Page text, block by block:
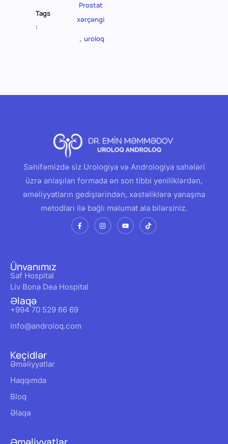
Tags
:
Prostat
xərçəngi
, uroloq
Səhifəmizdə siz Urologiya və Andrologiya sahələri
üzrə anlaşılan formada ən son tibbi yeniliklərdən,
əməliyyatların gedişlərindən, xəstəliklərə yanaşma
metodları ilə bağlı məlumat ala bilərsiniz.
Ünvanımız
Saf Hospital
Liv Bona Dea Hospital
Əlaqə
+994 70 529 66 69
info@androloq.com
Keçidlər
Əməliyyatlar
Haqqımda
Bloq
Əlaqə